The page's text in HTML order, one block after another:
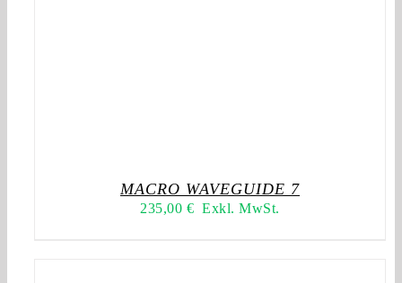
MACRO WAVEGUIDE 7
235,00 € Exkl. MwSt.